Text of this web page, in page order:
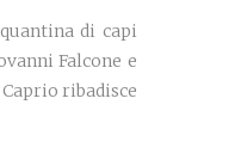
di capi
Falcone e
ribadisce